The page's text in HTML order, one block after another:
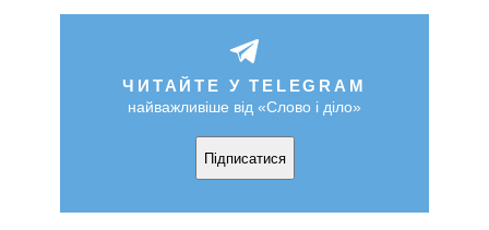
ЧИТАЙТЕ У TELEGRAM
найважливіше від «Слово і діло»
Підписатися